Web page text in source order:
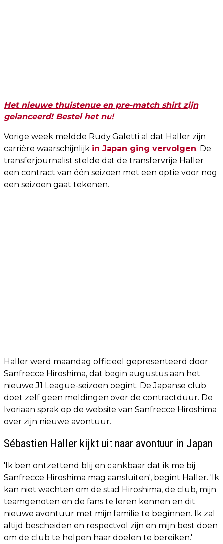
Het nieuwe thuistenue en pre-match shirt zijn
gelanceerd! Bestel het nu!
Vorige week meldde Rudy Galetti al dat Haller zijn
carrière waarschijnlijk in Japan ging vervolgen. De
transferjournalist stelde dat de transfervrije Haller
een contract van één seizoen met een optie voor nog
een seizoen gaat tekenen.
Haller werd maandag officieel gepresenteerd door
Sanfrecce Hiroshima, dat begin augustus aan het
nieuwe J1 League-seizoen begint. De Japanse club
doet zelf geen meldingen over de contractduur. De
Ivoriaan sprak op de website van Sanfrecce Hiroshima
over zijn nieuwe avontuur.
Sébastien Haller kijkt uit naar avontuur in Japan
'Ik ben ontzettend blij en dankbaar dat ik me bij
Sanfrecce Hiroshima mag aansluiten', begint Haller. 'Ik
kan niet wachten om de stad Hiroshima, de club, mijn
teamgenoten en de fans te leren kennen en dit
nieuwe avontuur met mijn familie te beginnen. Ik zal
altijd bescheiden en respectvol zijn en mijn best doen
om de club te helpen haar doelen te bereiken.'